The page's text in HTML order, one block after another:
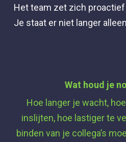
Het team zet zich
Je staat er niet langer
Wat houd je
Hoe langer je wacht,
inslijten, hoe lastiger te
binden van je collega’s